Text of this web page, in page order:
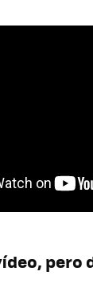
pero